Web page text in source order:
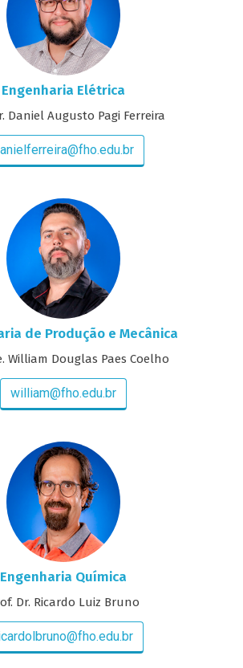
Engenharia Elétrica
Daniel Augusto Pagi Ferreira
de Produção e Mecânica
William Douglas Paes Coelho
william@fho.edu.br
Engenharia Química
Dr. Ricardo Luiz Bruno